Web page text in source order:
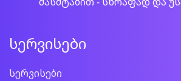
სერვისები
სერვისები